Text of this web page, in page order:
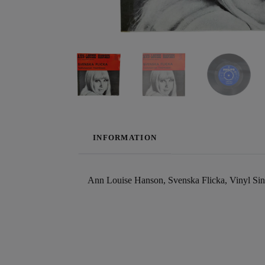
INFORMATION
Ann Louise Hanson, Svenska Flicka, Vinyl